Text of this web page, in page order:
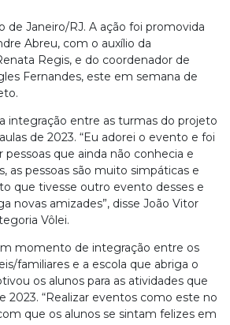
de Janeiro/RJ. A ação foi promovida
Abreu, com o auxílio da
Regis, e do coordenador de
Fernandes, este em semana de
integração entre as turmas do projeto
de 2023. “Eu adorei o evento e foi
que ainda não conhecia e
as pessoas são muito simpáticas e
que tivesse outro evento desses e
novas amizades”, disse João Vitor
Vôlei.
momento de integração entre os
familiares e a escola que abriga o
os alunos para as atividades que
2023. “Realizar eventos como este no
que os alunos se sintam felizes em